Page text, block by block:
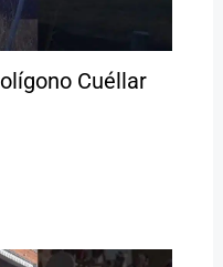
Cuéllar